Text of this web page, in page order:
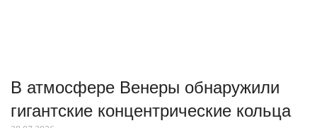
В атмосфере Венеры обнаружили
гигантские концентрические кольца